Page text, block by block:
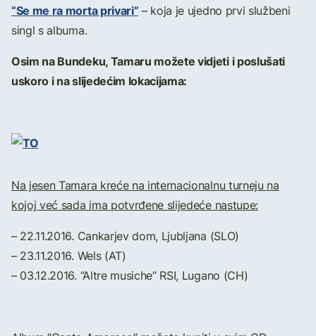
“Se me ra morta privari” – koja je ujedno prvi službeni
singl s albuma.
Osim na Bundeku, Tamaru možete vidjeti i poslušati
uskoro i na slijedećim lokacijama:
Na jesen Tamara kreće na internacionalnu turneju na
kojoj već sada ima potvrđene slijedeće nastupe:
– 22.11.2016. Cankarjev dom, Ljubljana (SLO)
– 23.11.2016. Wels (AT)
– 03.12.2016. “Altre musiche” RSI, Lugano (CH)